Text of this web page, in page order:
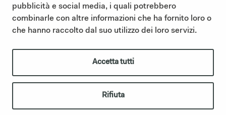
pubblicità e social media, i quali potrebbero
combinarle con altre informazioni che ha fornito loro o
che hanno raccolto dal suo utilizzo dei loro servizi.
Accetta tutti
Rifiuta
©2025 Ceramica Cielo |Cookie policy|Privacy policy|
IT01622510566 | Ceramica Cielo forma parte del Grupo Mittel a
italianbathroomdesign.com
créditos|IBD